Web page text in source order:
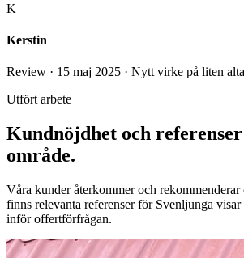
K
Kerstin
Review · 15 maj 2025 · Nytt virke på liten
Utfört arbete
Kundnöjdhet och
område.
Våra kunder återkommer och rekommenderar
finns relevanta referenser för Svenljunga
inför offertförfrågan.